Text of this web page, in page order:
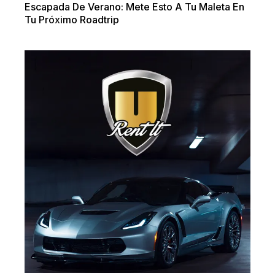
Escapada De Verano: Mete Esto A Tu Maleta En
Tu Próximo Roadtrip